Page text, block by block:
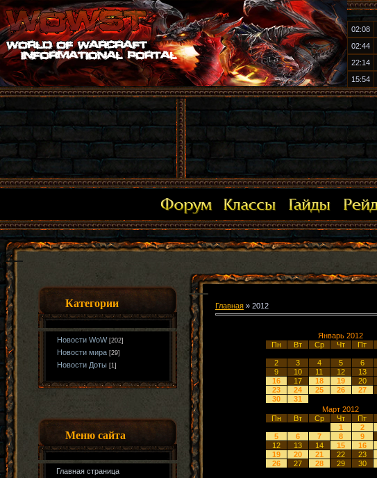
02:08
02:44
22:14
15:54
Категории
Новости WoW [202]
Новости мира [29]
Новости Доты [1]
Меню сайта
Главная страница
Главная » 2012
Январь 2012
Пн
Вт Ср Чт Пт
2
3 4 5 6
9
10 11 12 13
16
17 18 19 20
23
24 25 26 27
30
31
Март 2012
Пн
Вт Ср Чт Пт
1
2
5
6 7 8 9
12
13 14 15 16
19
20 21 22 23
26
27 28 29 30